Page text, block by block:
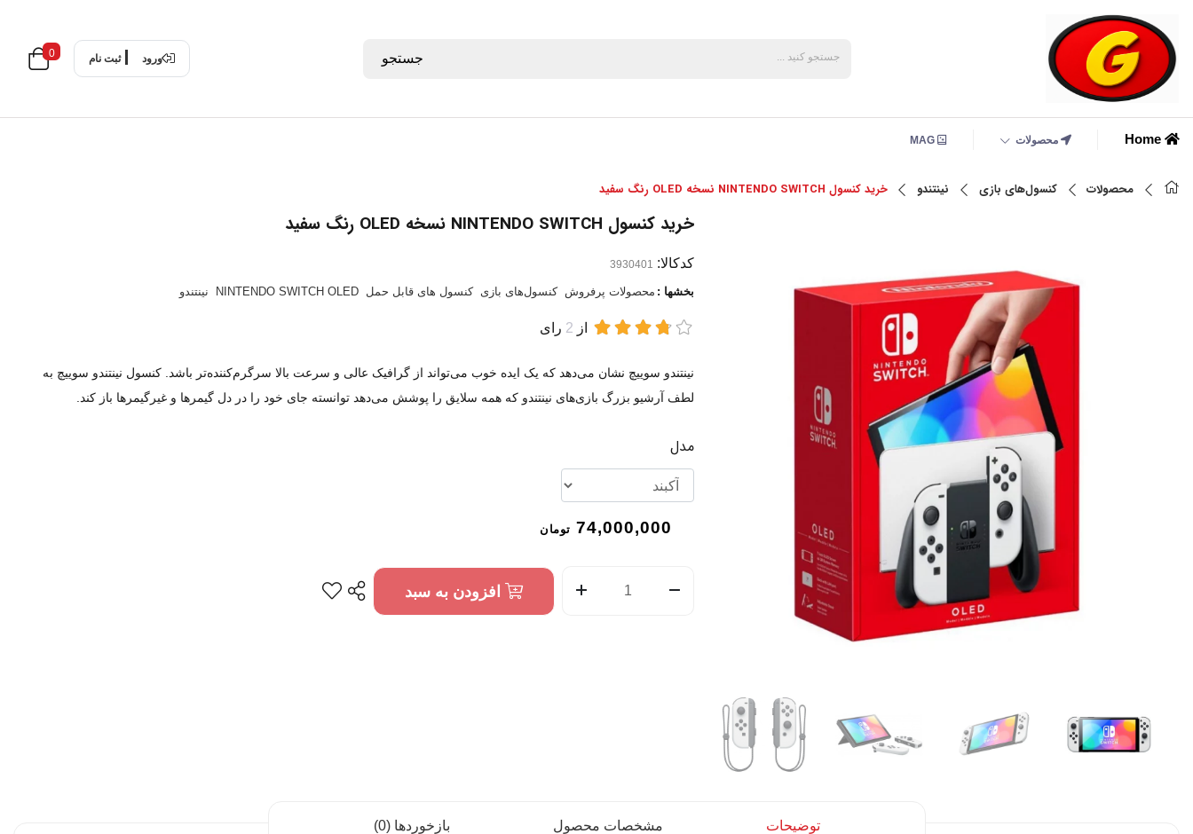
جستجو ورود ثبت نام 0
محصولات
محصولات کنسول‌های بازی نینتندو خرید کنسول NINTENDO SWITCH نسخه OLED رنگ سفید
خرید کنسول NINTENDO SWITCH نسخه OLED رنگ سفید
کدکالا:
بخشها : محصولات پرفروش کنسول‌های بازی کنسول های قابل حمل NINTENDO SWITCH OLED نینتندو
از 2 رای
نینتندو سوییچ نشان می‌دهد که یک ایده خوب می‌تواند از گرافیک عالی و سرعت بالا سرگرم‌کننده‌تر باشد. کنسول نینتندو سوییچ به
لطف آرشیو بزرگ بازی‌های نینتندو که همه سلایق را پوشش می‌دهد توانسته جای خود را در دل گیمرها و غیرگیمرها باز کند.
مدل
74,000,000 تومان
افزودن به سبد
توضیحات مشخصات محصول بازخوردها (0)